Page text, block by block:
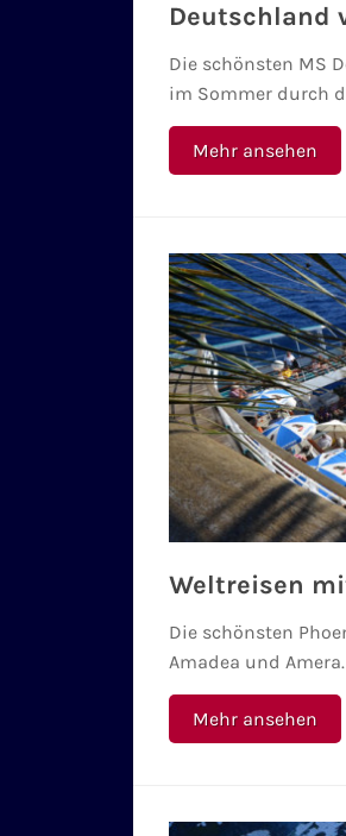
Deutschland
Die schönsten MS
im Sommer durch
Mehr ansehen
Weltreisen
Die schönsten
Amadea und
Mehr ansehen